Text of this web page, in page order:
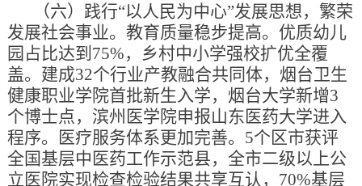
（六）践行“以人民为中心”发展思想，繁荣
发展社会事业。教育质量稳步提高。优质幼儿
园占比达到75%，乡村中小学强校扩优全覆
盖。建成32个行业产教融合共同体，烟台卫生
健康职业学院首批新生入学，烟台大学新增3
个博士点，滨州医学院申报山东医药大学进入
程序。医疗服务体系更加完善。5个区市获评
全国基层中医药工作示范县，全市二级以上公
立医院实现检查检验结果共享互认，70%基层